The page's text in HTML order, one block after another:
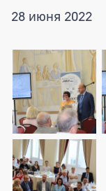
28 июня 2022